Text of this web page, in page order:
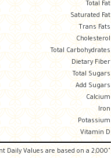
Total Fat
Saturated Fat
Trans Fats
Cholesterol
Total Carbohydrates
Dietary Fiber
Total Sugars
Add Sugars
Calcium
Iron
Potassium
Vitamin D
Daily Values are based on a 2,000